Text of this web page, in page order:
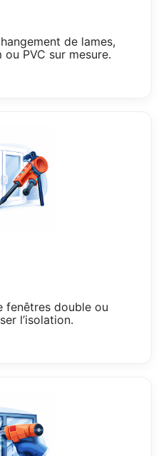
de lames,
PVC sur mesure.
fenêtres double ou
l’isolation.